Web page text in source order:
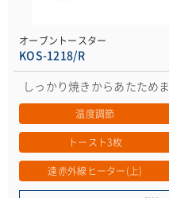
オーブントースター
KOS-1218/R
しっかり焼きからあたため
温度調節
トースト3枚
遠赤外線ヒーター(上)